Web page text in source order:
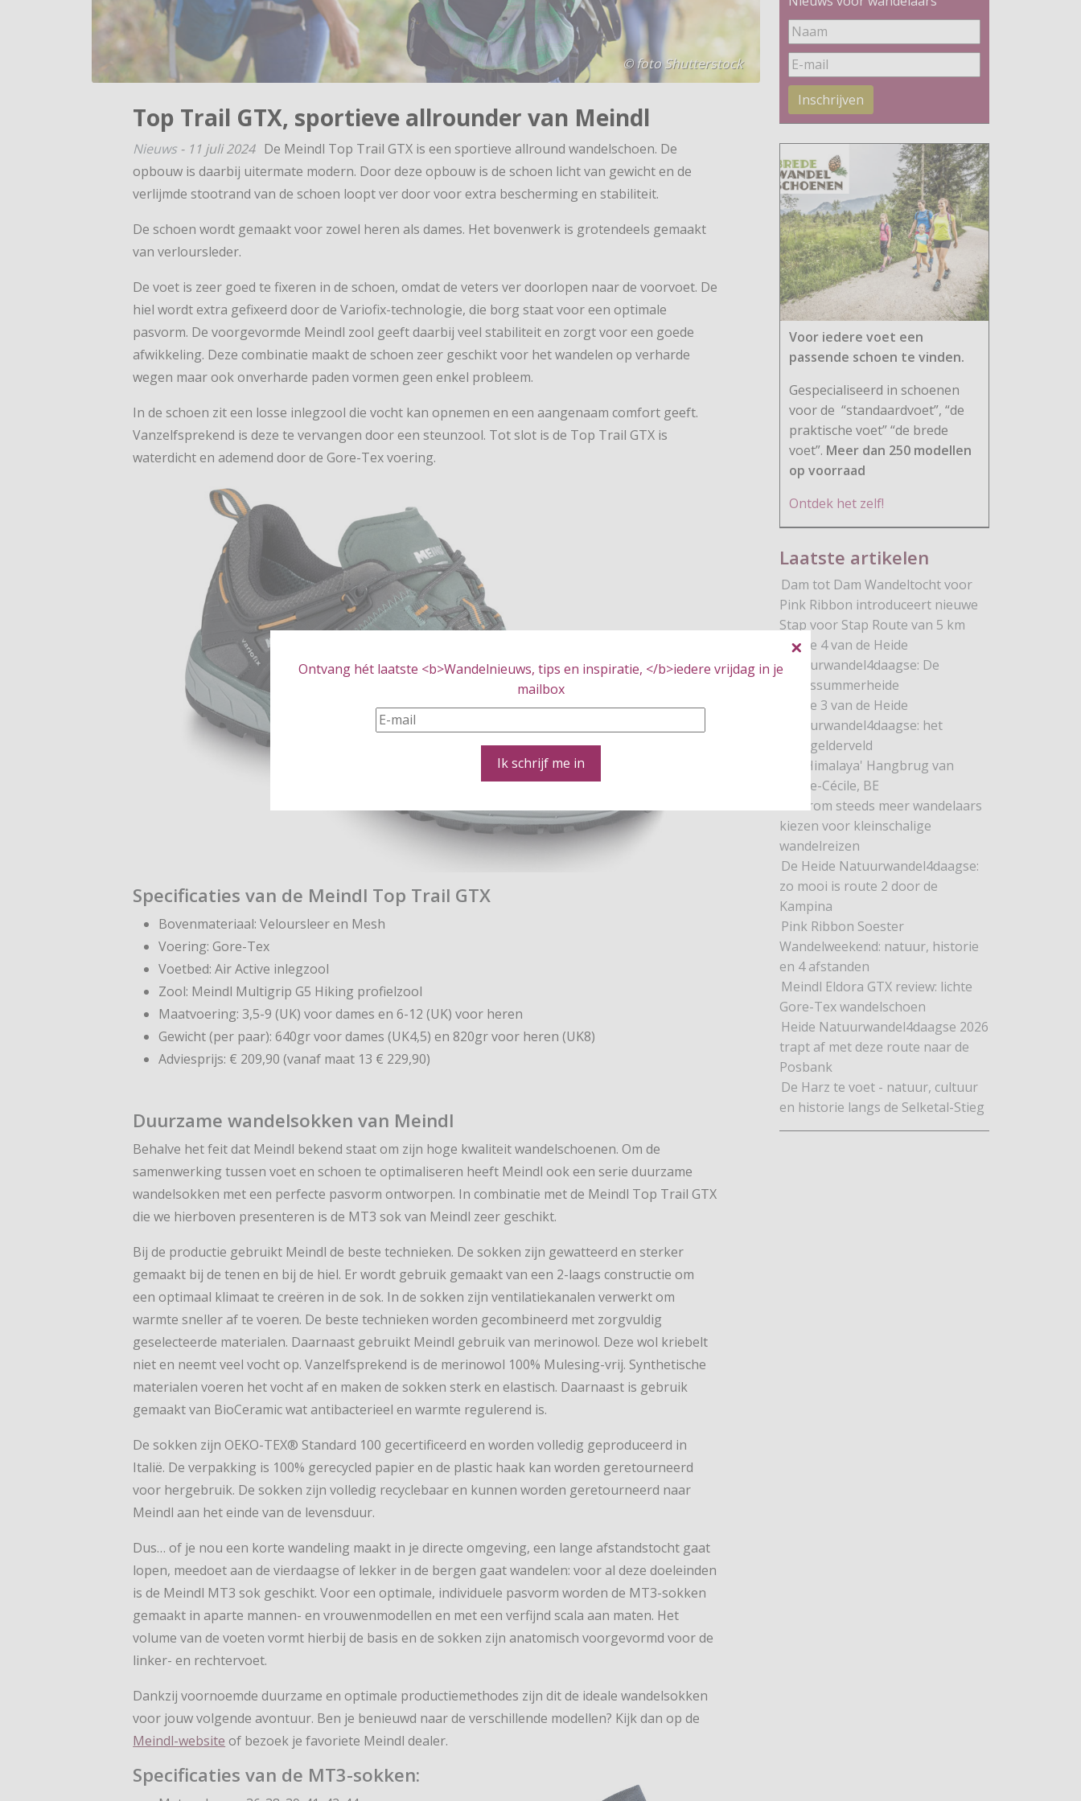
Ontvang hét laatste <b>Wandelnieuws, tips en inspiratie, </b>iedere vrijdag in je
mailbox
Ik schrijf me in
© foto Shutterstock
Top Trail GTX, sportieve allrounder van Meindl
Nieuws - 11 juli 2024 De Meindl Top Trail GTX is een sportieve allround wandelschoen. De
opbouw is daarbij uitermate modern. Door deze opbouw is de schoen licht van gewicht en de
verlijmde stootrand van de schoen loopt ver door voor extra bescherming en stabiliteit.
De schoen wordt gemaakt voor zowel heren als dames. Het bovenwerk is grotendeels gemaakt
van verloursleder.
De voet is zeer goed te fixeren in de schoen, omdat de veters ver doorlopen naar de voorvoet. De
hiel wordt extra gefixeerd door de Variofix-technologie, die borg staat voor een optimale
pasvorm. De voorgevormde Meindl zool geeft daarbij veel stabiliteit en zorgt voor een goede
afwikkeling. Deze combinatie maakt de schoen zeer geschikt voor het wandelen op verharde
wegen maar ook onverharde paden vormen geen enkel probleem.
In de schoen zit een losse inlegzool die vocht kan opnemen en een aangenaam comfort geeft.
Vanzelfsprekend is deze te vervangen door een steunzool. Tot slot is de Top Trail GTX is
waterdicht en ademend door de Gore-Tex voering.
Specificaties van de Meindl Top Trail GTX
Bovenmateriaal: Veloursleer en Mesh
Voering: Gore-Tex
Voetbed: Air Active inlegzool
Zool: Meindl Multigrip G5 Hiking profielzool
Maatvoering: 3,5-9 (UK) voor dames en 6-12 (UK) voor heren
Gewicht (per paar): 640gr voor dames (UK4,5) en 820gr voor heren (UK8)
Adviesprijs: € 209,90 (vanaf maat 13 € 229,90)
Duurzame wandelsokken van Meindl
Behalve het feit dat Meindl bekend staat om zijn hoge kwaliteit wandelschoenen. Om de
samenwerking tussen voet en schoen te optimaliseren heeft Meindl ook een serie duurzame
wandelsokken met een perfecte pasvorm ontworpen. In combinatie met de Meindl Top Trail GTX
die we hierboven presenteren is de MT3 sok van Meindl zeer geschikt.
Bij de productie gebruikt Meindl de beste technieken. De sokken zijn gewatteerd en sterker
gemaakt bij de tenen en bij de hiel. Er wordt gebruik gemaakt van een 2-laags constructie om
een optimaal klimaat te creëren in de sok. In de sokken zijn ventilatiekanalen verwerkt om
warmte sneller af te voeren. De beste technieken worden gecombineerd met zorgvuldig
geselecteerde materialen. Daarnaast gebruikt Meindl gebruik van merinowol. Deze wol kriebelt
niet en neemt veel vocht op. Vanzelfsprekend is de merinowol 100% Mulesing-vrij. Synthetische
materialen voeren het vocht af en maken de sokken sterk en elastisch. Daarnaast is gebruik
gemaakt van BioCeramic wat antibacterieel en warmte regulerend is.
De sokken zijn OEKO-TEX® Standard 100 gecertificeerd en worden volledig geproduceerd in
Italië. De verpakking is 100% gerecycled papier en de plastic haak kan worden geretourneerd
voor hergebruik. De sokken zijn volledig recyclebaar en kunnen worden geretourneerd naar
Meindl aan het einde van de levensduur.
Dus… of je nou een korte wandeling maakt in je directe omgeving, een lange afstandstocht gaat
lopen, meedoet aan de vierdaagse of lekker in de bergen gaat wandelen: voor al deze doeleinden
is de Meindl MT3 sok geschikt. Voor een optimale, individuele pasvorm worden de MT3-sokken
gemaakt in aparte mannen- en vrouwenmodellen en met een verfijnd scala aan maten. Het
volume van de voeten vormt hierbij de basis en de sokken zijn anatomisch voorgevormd voor de
linker- en rechtervoet.
Dankzij voornoemde duurzame en optimale productiemethodes zijn dit de ideale wandelsokken
voor jouw volgende avontuur. Ben je benieuwd naar de verschillende modellen? Kijk dan op de
Meindl-website of bezoek je favoriete Meindl dealer.
Specificaties van de MT3-sokken:
Inschrijven
Voor iedere voet een
passende schoen te vinden.
Gespecialiseerd in schoenen
voor de “standaardvoet”, “de
praktische voet” “de brede
voet”. Meer dan 250 modellen
op voorraad
Ontdek het zelf!
Laatste artikelen
Dam tot Dam Wandeltocht voor
Pink Ribbon introduceert nieuwe
Stap voor Stap Route van 5 km
Route 4 van de Heide
Natuurwandel4daagse: De
Brunssummerheide
Route 3 van de Heide
Natuurwandel4daagse: het
Dwingelderveld
De 'Himalaya' Hangbrug van
Sainte-Cécile, BE
Waarom steeds meer wandelaars
kiezen voor kleinschalige
wandelreizen
De Heide Natuurwandel4daagse:
zo mooi is route 2 door de
Kampina
Pink Ribbon Soester
Wandelweekend: natuur, historie
en 4 afstanden
Meindl Eldora GTX review: lichte
Gore-Tex wandelschoen
Heide Natuurwandel4daagse 2026
trapt af met deze route naar de
Posbank
De Harz te voet - natuur, cultuur
en historie langs de Selketal-Stieg